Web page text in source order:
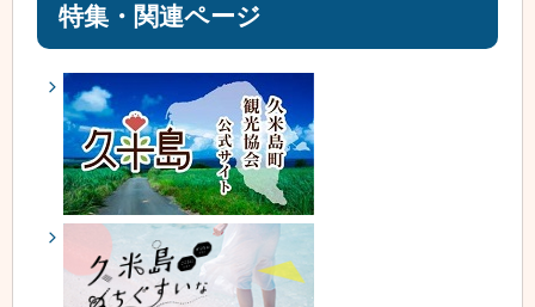
特集・関連ページ